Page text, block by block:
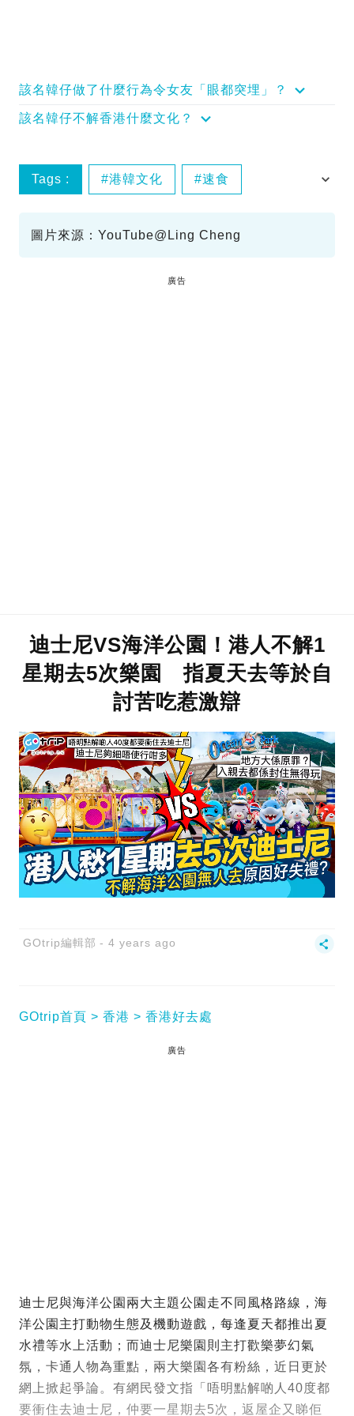
該名韓仔做了什麼行為令女友「眼都突埋」？
該名韓仔不解香港什麼文化？
Tags : 港韓文化 速食
圖片來源：YouTube@Ling Cheng
廣告
迪士尼VS海洋公園！港人不解1
星期去5次樂園 指夏天去等於自
討苦吃惹激辯
GOtrip編輯部 4 years ago
GOtrip首頁 香港 香港好去處
廣告
迪士尼與海洋公園兩大主題公園走不同風格路線，海
洋公園主打動物生態及機動遊戲，每逢夏天都推出夏
水禮等水上活動；而迪士尼樂園則主打歡樂夢幻氣
氛，卡通人物為重點，兩大樂園各有粉絲，近日更於
網上掀起爭論。有網民發文指「唔明點解啲人40度都
要衝住去迪士尼，仲要一星期去5次，返屋企又睇佢